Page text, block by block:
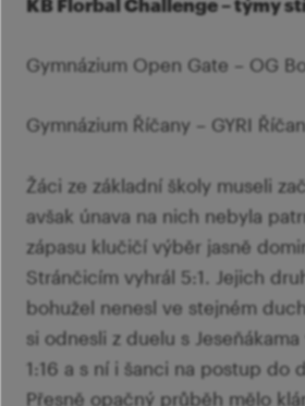
Gymnázium Open Gate – OG
Gymnázium Říčany – GYRI
Žáci ze základní školy museli
avšak únava na nich nebyla
zápasu klučičí výběr jasně
Stránčicím vyhrál 5:1. Jejich
bohužel nenesl ve stejném
si odnesli z duelu s
1:16 a s ní i šanci na postup do
Přesně opačný průběh mělo